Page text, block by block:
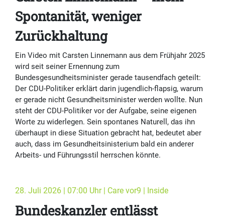
Spontanität, weniger
Zurückhaltung
Ein Video mit Carsten Linnemann aus dem Frühjahr 2025
wird seit seiner Ernennung zum
Bundesgesundheitsminister gerade tausendfach geteilt:
Der CDU-Politiker erklärt darin jugendlich-flapsig, warum
er gerade nicht Gesundheitsminister werden wollte. Nun
steht der CDU-Politiker vor der Aufgabe, seine eigenen
Worte zu widerlegen. Sein spontanes Naturell, das ihn
überhaupt in diese Situation gebracht hat, bedeutet aber
auch, dass im Gesundheitsinisterium bald ein anderer
Arbeits- und Führungsstil herrschen könnte.
28. Juli 2026 | 07:00 Uhr | Care vor9 | Inside
Bundeskanzler entlässt